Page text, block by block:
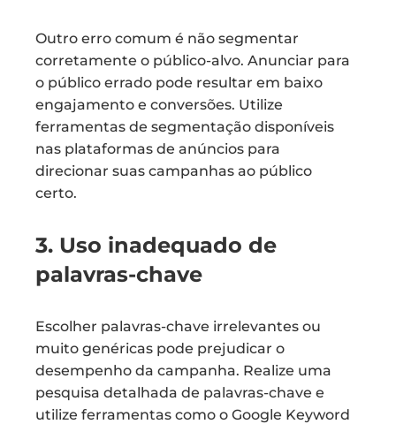
Outro erro comum é não segmentar
corretamente o público-alvo. Anunciar para
o público errado pode resultar em baixo
engajamento e conversões. Utilize
ferramentas de segmentação disponíveis
nas plataformas de anúncios para
direcionar suas campanhas ao público
certo.
3. Uso inadequado de
palavras-chave
Escolher palavras-chave irrelevantes ou
muito genéricas pode prejudicar o
desempenho da campanha. Realize uma
pesquisa detalhada de palavras-chave e
utilize ferramentas como o Google Keyword